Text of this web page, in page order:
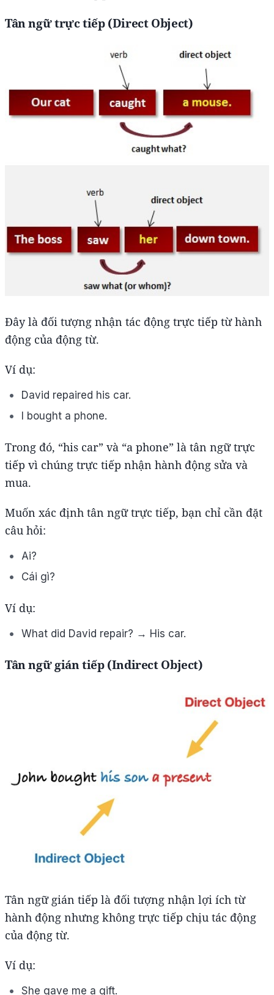
Tân ngữ trực tiếp (Direct Object)
Đây là đối tượng nhận tác động trực tiếp từ hành
động của động từ.
Ví dụ:
David repaired his car.
I bought a phone.
Trong đó, “his car” và “a phone” là tân ngữ trực
tiếp vì chúng trực tiếp nhận hành động sửa và
mua.
Muốn xác định tân ngữ trực tiếp, bạn chỉ cần đặt
câu hỏi:
Ai?
Cái gì?
Ví dụ:
What did David repair? → His car.
Tân ngữ gián tiếp (Indirect Object)
Tân ngữ gián tiếp là đối tượng nhận lợi ích từ
hành động nhưng không trực tiếp chịu tác động
của động từ.
Ví dụ:
She gave me a gift.